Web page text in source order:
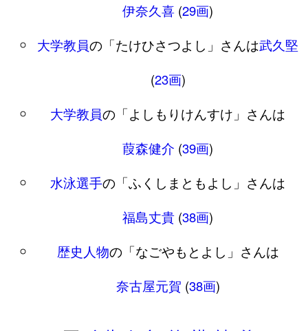
伊奈久喜 (29画)
大学教員の「たけひさつよし」さんは武久堅
(23画)
大学教員の「よしもりけんすけ」さんは
葭森健介 (39画)
水泳選手の「ふくしまともよし」さんは
福島丈貴 (38画)
歴史人物の「なごやもとよし」さんは
奈古屋元賀 (38画)